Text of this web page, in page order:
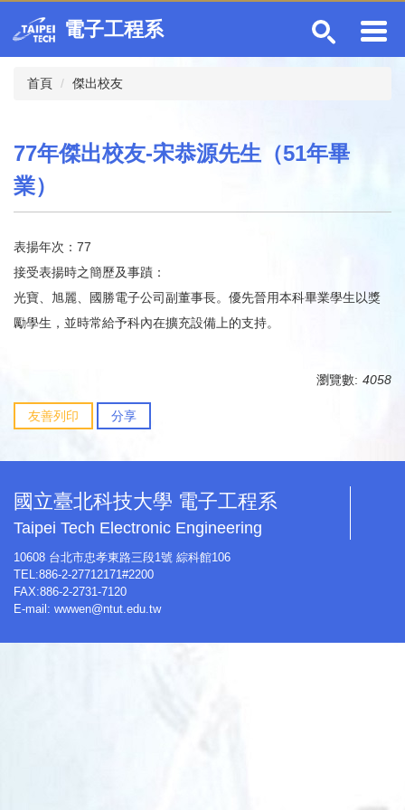
到
電子工程系
首頁 傑出校友
77年傑出校友-宋恭源先生（51年畢
業）
表揚年次：77
接受表揚時之簡歷及事蹟：
光寶、旭麗、國勝電子公司副董事長。優先晉用本科畢業學生以獎
勵學生，並時常給予科內在擴充設備上的支持。
瀏覽數: 4058
友善列印 分享
國立臺北科技大學 電子工程系
Taipei Tech Electronic Engineering
10608 台北市忠孝東路三段1號 綜科館106
TEL:886-2-27712171#2200
FAX:886-2-2731-7120
E-mail: wwwen@ntut.edu.tw